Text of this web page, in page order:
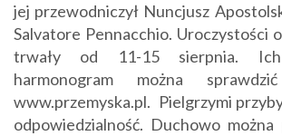
jej przewodniczył Nuncjusz
Salvatore Pennacchio. Uroczystości
trwały od 11-15 sierpnia. Ich
harmonogram można
www.przemyska.pl. Pielgrzymi
odpowiedzialność. Duchowo można